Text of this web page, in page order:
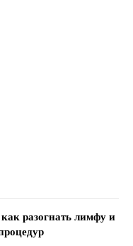
разогнать лимфу и